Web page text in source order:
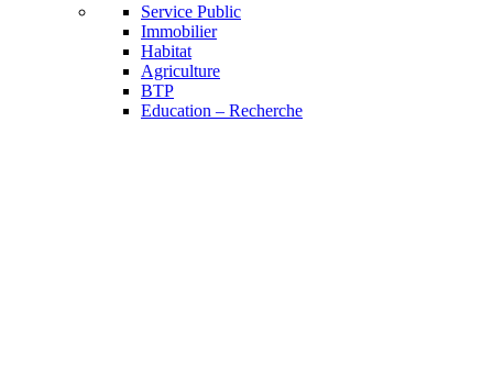
Service Public
Immobilier
Habitat
Agriculture
BTP
Education – Recherche